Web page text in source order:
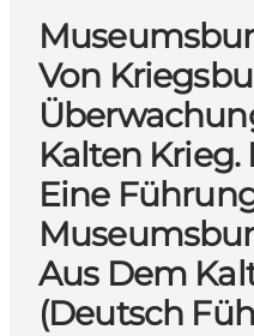
Urlaubsorte
Inspiration
Events
Unterkunft
Mach deine
Von
Kalten Krieg.
Eine
Aus Dem
(Deutsch